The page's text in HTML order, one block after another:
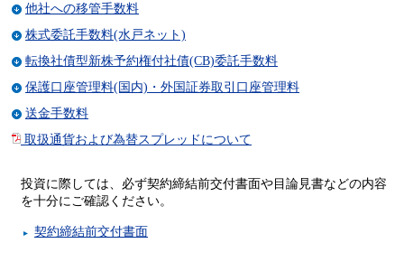
他社への移管手数料
株式委託手数料(水戸ネット)
転換社債型新株予約権付社債(CB)委託手数料
保護口座管理料(国内)・外国証券取引口座管理料
送金手数料
取扱通貨および為替スプレッドについて
投資に際しては、必ず契約締結前交付書面や目論見書などの内容
を十分にご確認ください。
契約締結前交付書面